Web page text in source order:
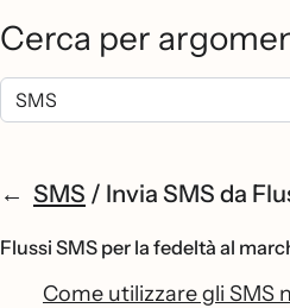
Cerca per
SMS / Invia SMS da
Flussi SMS per la fedeltà al
Come utilizzare gli SMS